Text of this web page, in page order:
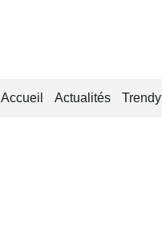
Accueil Actualités Trendy